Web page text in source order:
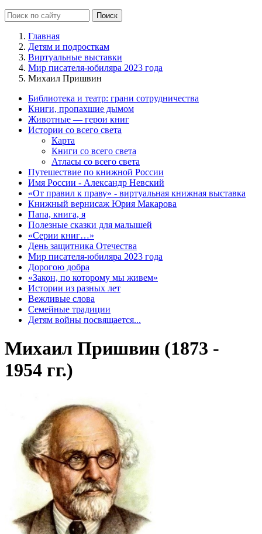
Главная
Детям и подросткам
Виртуальные выставки
Мир писателя-юбиляра 2023 года
Михаил Пришвин
Библиотека и театр: грани сотрудничества
Книги, пропахшие дымом
Животные — герои книг
Истории со всего света
Карта
Книги со всего света
Атласы со всего света
Путешествие по книжной России
Имя России - Александр Невский
«От правил к праву» - виртуальная книжная выставка
Книжный вернисаж Юрия Макарова
Папа, книга, я
Полезные сказки для малышей
«Серии книг…»
День защитника Отечества
Мир писателя-юбиляра 2023 года
Дорогою добра
«Закон, по которому мы живем»
Истории из разных лет
Вежливые слова
Семейные традиции
Детям войны посвящается...
Михаил Пришвин (1873 -
1954 гг.)